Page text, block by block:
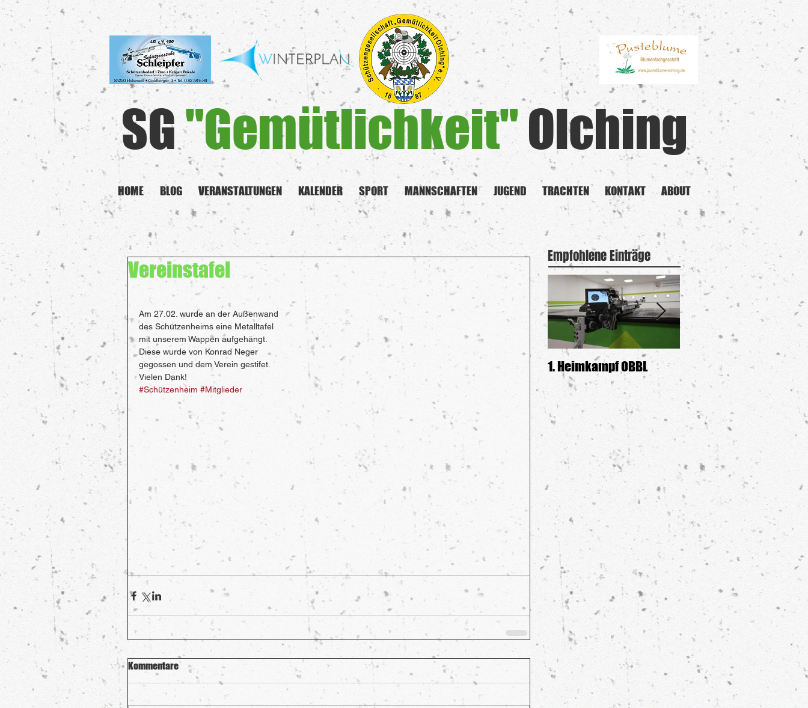
SG"Gemütlichkeit"Olching
HOME BLOG VERANSTALTUNGEN KALENDER SPORT MANNSCHAFTEN JUGEND TRACHTEN KONTAKT ABOUT
Vereinstafel
Am 27.02. wurde an der Außenwand
des Schützenheims eine Metalltafel
mit unserem Wappen aufgehängt.
Diese wurde von Konrad Neger
gegossen und dem Verein gestifet.
Vielen Dank!
#Schützenheim #Mitglieder
Kommentare
Empfohlene Einträge
1. Heimkampf OBBL Siegerehrung GDW